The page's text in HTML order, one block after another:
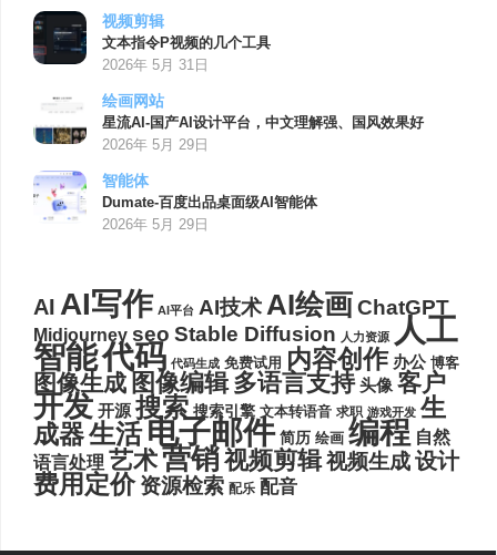
视频剪辑
文本指令P视频的几个工具
2026年 5月 31日
绘画网站
星流AI-国产AI设计平台，中文理解强、国风效果好
2026年 5月 29日
智能体
Dumate-百度出品桌面级AI智能体
2026年 5月 29日
AI AI写作 AI平台 AI技术AI绘画ChatGPT
Midjourney seo Stable Diffusion 人力资源 人工
智能代码 代码生成 免费试用 内容创作 办公 博客
图像生成 图像编辑 多语言支持 头像 客户
开发 开源 搜索 搜索引擎 文本转语音 求职 游戏开发 生
成器生活电子邮件 简历 绘画 编程 自然
语言处理 艺术营销视频剪辑视频生成设计
费用定价 资源检索 配乐 配音